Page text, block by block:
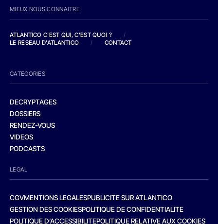
MIEUX NOUS CONNAITRE
ATLANTICO C'EST QUI, C'EST QUOI ?
/
LE RESEAU D'ATLANTICO
/ CONTACT
CATEGORIES
DECRYPTAGES
DOSSIERS
RENDEZ-VOUS
VIDEOS
PODCASTS
LEGAL
CGVMENTIONS LEGALESPUBLICITE SUR ATLANTICO
GESTION DES COOKIESPOLITIQUE DE CONFIDENTIALITE
POLITIQUE D’ACCESSIBILITEPOLITIQUE RELATIVE AUX COOKIES